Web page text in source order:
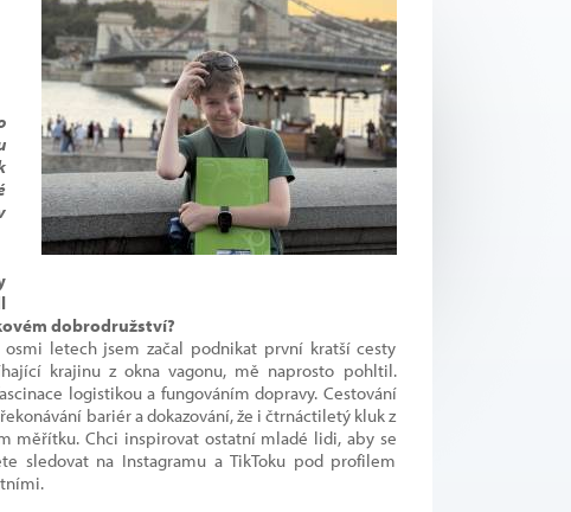
dobrodružství?
letech jsem začal podnikat první kratší cesty
krajinu z okna vagonu, mě naprosto pohltil.
logistikou a fungováním dopravy. Cestování
bariér a dokazování, že i čtrnáctiletý kluk z
měřítku. Chci inspirovat ostatní mladé lidi, aby se
sledovat na Instagramu a TikToku pod profilem